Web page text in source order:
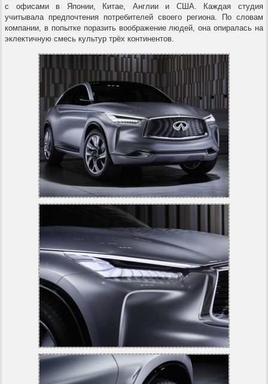
с офисами в Японии, Китае, Англии и США. Каждая студия
учитывала предпочтения потребителей своего региона. По словам
компании, в попытке поразить воображение людей, она опиралась на
эклектичную смесь культур трёх континентов.